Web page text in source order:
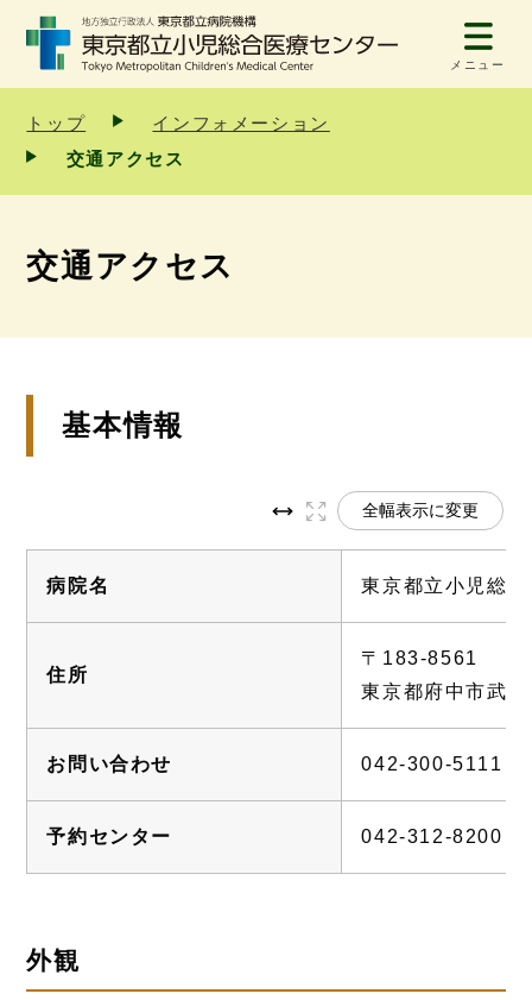
メニュー
トップ
インフォメーション
交通アクセス
交通アクセス
基本情報
全幅表示に変更
病院名 東京都立小児総
住所
〒183-8561
東京都府中市武
お問い合わせ 042-300-5111 (
予約センター 042-312-8200 (
外観